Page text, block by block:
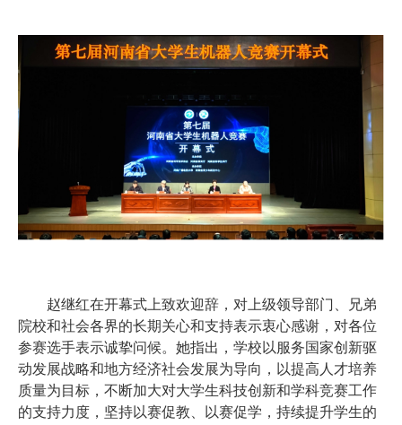
赵继红在开幕式上致欢迎辞，对上级领导部门、兄弟
院校和社会各界的长期关心和支持表示衷心感谢，对各位
参赛选手表示诚挚问候。她指出，学校以服务国家创新驱
动发展战略和地方经济社会发展为导向，以提高人才培养
质量为目标，不断加大对大学生科技创新和学科竞赛工作
的支持力度，坚持以赛促教、以赛促学，持续提升学生的